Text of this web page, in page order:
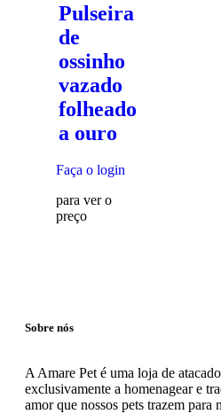
Pulseira
de
ossinho
vazado
folheado
a ouro
Faça o login
para ver o
preço
Sobre nós
A Amare Pet é uma loja de
exclusivamente a homenagear e
amor que nossos pets trazem para